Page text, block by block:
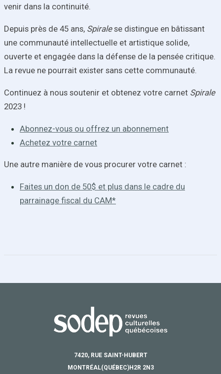
venir dans la continuité.
Depuis près de 45 ans, Spiralese distingue en bâtissant
une communauté intellectuelle et artistique solide,
ouverte et engagée dans la défense de la pensée critique.
La revue ne pourrait exister sans cette communauté.
Continuez à nous soutenir et obtenez votre carnet Spirale
2023 !
Abonnez-vous ou offrez un abonnement
Achetez votre carnet
Une autre manière de vous procurer votre carnet :
Faites un don de 50$ et plus dans le cadre du
parrainage fiscal du CAM*
7420, RUE SAINT-HUBERT
MONTRÉAL(QUÉBEC)H2R 2N3